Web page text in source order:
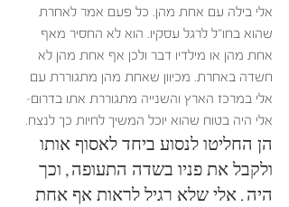
אלי בילה עם אחת מהן. כל פעם אמר לאחרת
שהוא בחו"ל לרגל עסקיו. הוא לא החסיר מאף
אחת מהן או מילדיו דבר ולכן אף אחת מהן לא
חשדה באחרת. מכיוון שאחת מהן מתגוררת עם
אלי במרכז הארץ והשנייה מתגוררת אתו בדרום-
אלי היה בטוח שהוא יוכל המשיך לחיות כך לנצח.
הן החליטו לנסוע ביחד לאסוף אותו
ולקבל את פניו בשדה התעופה, וכך
היה. אלי שלא רגיל לראות אף אחת